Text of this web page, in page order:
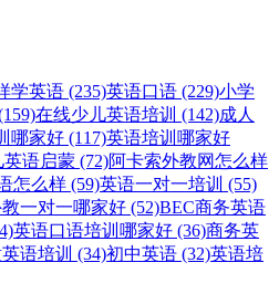
学英语 (235)英语口语 (229)小学
在线少儿英语培训 (142)成人
哪家好 (117)英语培训哪家好
英语启蒙 (72)阿卡索外教网怎么样
怎么样 (59)英语一对一培训 (55)
一对一哪家好 (52)BEC商务英语
英语口语培训哪家好 (36)商务英
英语培训 (34)初中英语 (32)英语培